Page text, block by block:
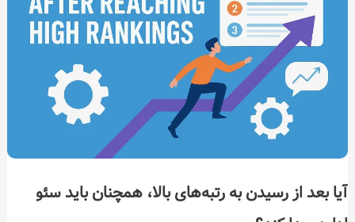
آیا بعد از رسیدن به رتبه‌های بالا، همچنان باید سئو